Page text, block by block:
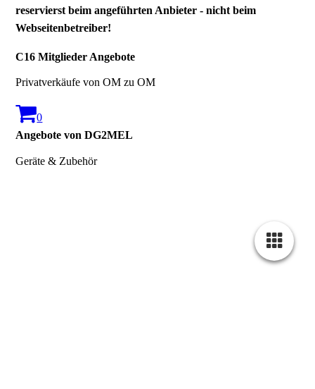
reservierst beim angeführten Anbieter - nicht beim
Webseitenbetreiber!
C16 Mitglieder Angebote
Privatverkäufe von OM zu OM
0
Angebote von DG2MEL
Geräte & Zubehör